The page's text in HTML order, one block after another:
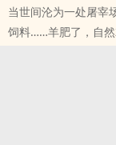
当世间沦为一处屠宰
饲料……羊肥了，自然